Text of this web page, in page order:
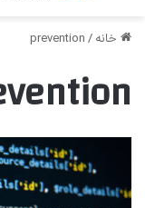
خانه /
prevention